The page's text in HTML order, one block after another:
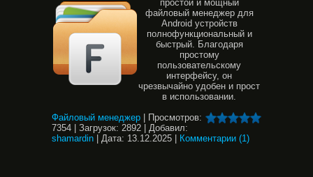
простой и мощный
файловый менеджер для
Android устройств
полнофункциональный и
быстрый. Благодаря
простому
пользовательскому
интерфейсу, он
чрезвычайно удобен и прост
в использовании.
Файловый менеджер
Просмотров:
7354
Загрузок: 2892
Добавил:
shamardin
Дата: 13.12.2025 Комментарии (1)